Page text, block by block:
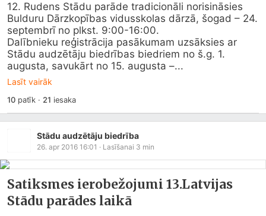
12. Rudens Stādu parāde tradicionāli norisināsies
Bulduru Dārzkopības vidusskolas dārzā, šogad – 24.
septembrī no plkst. 9:00-16:00.
Dalībnieku reģistrācija pasākumam uzsāksies ar
Stādu audzētāju biedrības biedriem no š.g. 1.
augusta, savukārt no 15. augusta –...
Lasīt vairāk
10patīk · 21 iesaka
Stādu audzētāju biedrība
26. apr 2016 16:01 · Lasīšanai 3 min
Satiksmes ierobežojumi 13.Latvijas
Stādu parādes laikā